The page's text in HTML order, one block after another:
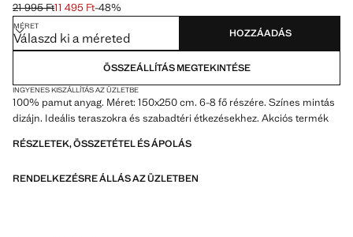
Kezdeti ár áthúzva [21 995 Ft ]
21 995 Ft
Jelenlegi ár [11 495 Ft ]
11 495 Ft-48%
MÉRET
Válaszd ki a méreted HOZZÁADÁS
ÖSSZEÁLLÍTÁS MEGTEKINTÉSE
INGYENES KISZÁLLÍTÁS AZ ÜZLETBE
100% pamut anyag. Méret: 150x250 cm. 6-8 fő részére. Színes mintás
dizájn. Ideális teraszokra és szabadtéri étkezésekhez. Akciós termék
RÉSZLETEK, ÖSSZETÉTEL ÉS ÁPOLÁS
RENDELKEZÉSRE ÁLLÁS AZ ÜZLETBEN